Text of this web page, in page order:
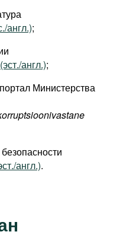
англ.);
(эст./англ.);
Министерства
англ.).